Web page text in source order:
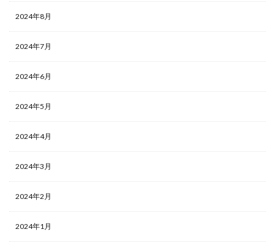
2024年8月
2024年7月
2024年6月
2024年5月
2024年4月
2024年3月
2024年2月
2024年1月